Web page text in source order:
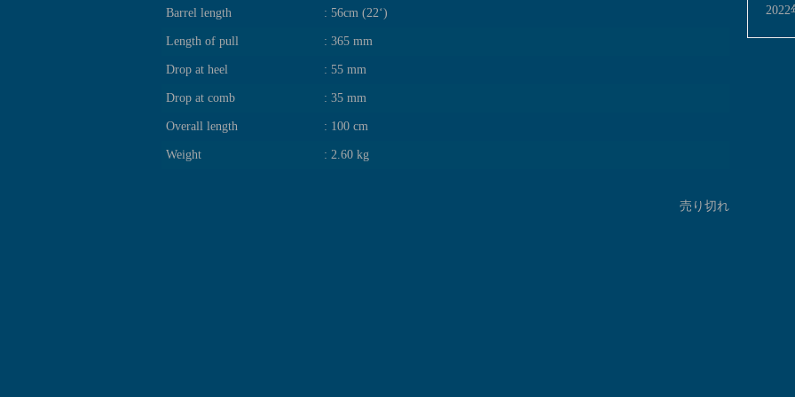
Barrel length : 56cm (22‘)
Length of pull : 365 mm
Drop at heel : 55 mm
Drop at comb : 35 mm
Overall length : 100 cm
Weight : 2.60 kg
売り切れ
2022